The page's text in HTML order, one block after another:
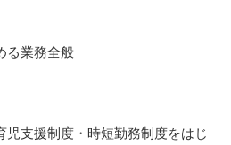
る業務全般
児支援制度・時短勤務制度をはじ